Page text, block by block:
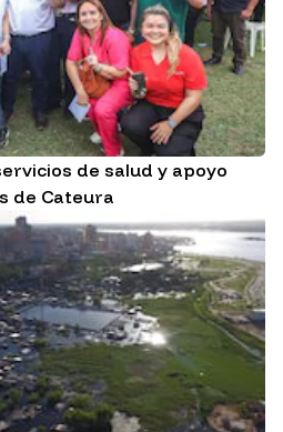
de salud y apoyo
de Cateura